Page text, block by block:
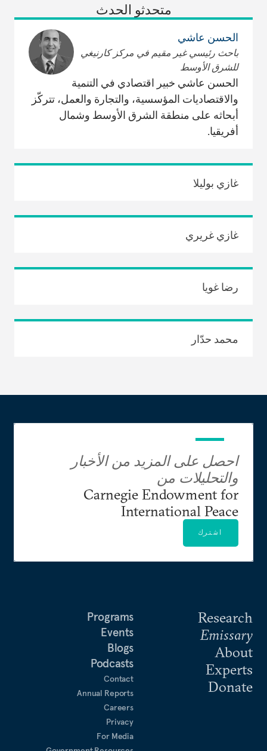
متحدثو الحدث
الحسن عاشي
باحث رئيسي غير مقيم في مركز كارنيغي
للشرق الأوسط
الحسن عاشي خبير اقتصادي في التنمية
والاقتصاديات المؤسسية، والتجارة والعمل، تتركّز
أبحاثه على منطقة الشرق الأوسط وشمال
أفريقيا.
غازي بوليلا
غازي غريري
رضا غويا
محمد حدّار
Research
Emissary
About
Experts
Donate
Programs
Events
Blogs
Podcasts
Contact
Annual Reports
Careers
Privacy
For Media
احصل على المزيد من الأخبار
والتحليلات من
Carnegie Endowment for
International Peace
اشترك